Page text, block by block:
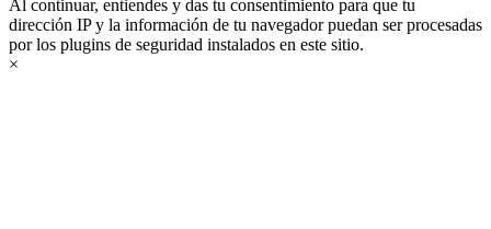
Al continuar, entiendes y das tu consentimiento para que tu
dirección IP y la información de tu navegador puedan ser procesadas
por los plugins de seguridad instalados en este sitio.
×